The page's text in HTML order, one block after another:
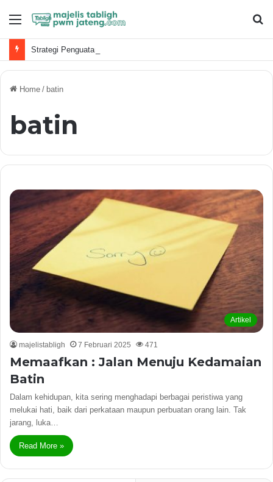
Menu
Strategi Penguatan Dakwah Digital Muhammadiyah
Home / batin
batin
Artikel
majelistabligh 7 Februari 2025 471
Memaafkan : Jalan Menuju Kedamaian
Batin
Dalam kehidupan, kita sering menghadapi berbagai peristiwa yang
melukai hati, baik dari perkataan maupun perbuatan orang lain. Tak
jarang, luka…
Read More »